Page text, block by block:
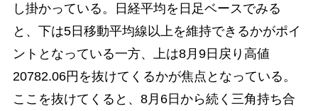
し掛かっている。日経平均を日足ベースでみる
と、下は5日移動平均線以上を維持できるかがポイ
ントとなっている一方、上は8月9日戻り高値
20782.06円を抜けてくるかが焦点となっている。
ここを抜けてくると、8月6日から続く三角持ち合